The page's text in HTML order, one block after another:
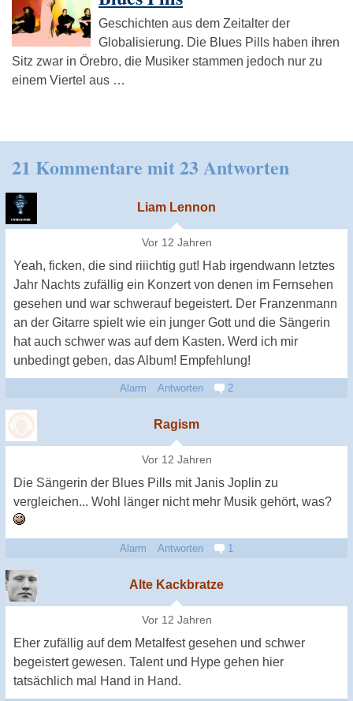
Geschichten aus dem Zeitalter der
Globalisierung. Die Blues Pills haben ihren
Sitz zwar in Örebro, die Musiker stammen jedoch nur zu
einem Viertel aus …
21 Kommentare mit 23 Antworten
Liam Lennon
Vor 12 Jahren
Yeah, ficken, die sind riiichtig gut! Hab irgendwann letztes
Jahr Nachts zufällig ein Konzert von denen im Fernsehen
gesehen und war schwerauf begeistert. Der Franzenmann
an der Gitarre spielt wie ein junger Gott und die Sängerin
hat auch schwer was auf dem Kasten. Werd ich mir
unbedingt geben, das Album! Empfehlung!
Alarm Antworten 2
Ragism
Vor 12 Jahren
Die Sängerin der Blues Pills mit Janis Joplin zu
vergleichen... Wohl länger nicht mehr Musik gehört, was?
Alarm Antworten 1
Alte Kackbratze
Vor 12 Jahren
Eher zufällig auf dem Metalfest gesehen und schwer
begeistert gewesen. Talent und Hype gehen hier
tatsächlich mal Hand in Hand.